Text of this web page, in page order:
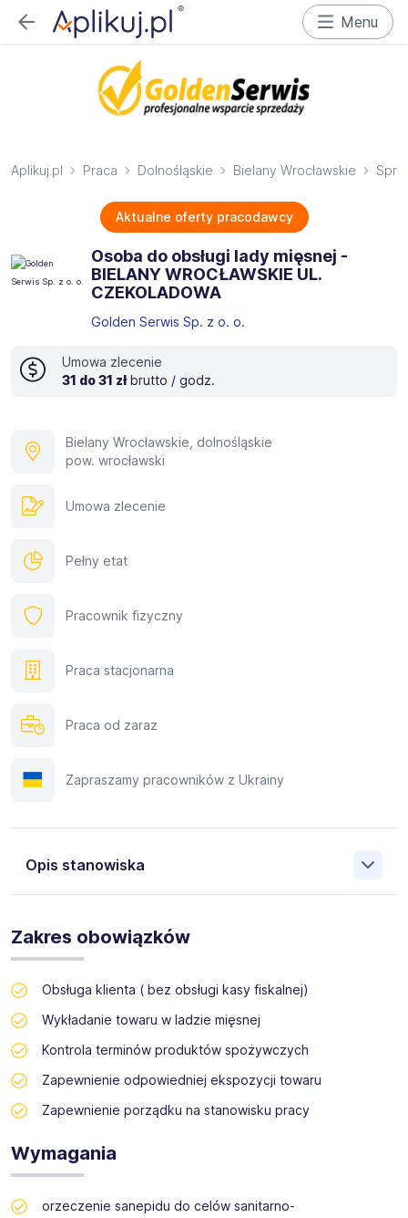
Menu
Aplikuj.pl Praca Dolnośląskie Bielany Wrocławskie
Aktualne oferty pracodawcy
Osoba do obsługi lady mięsnej -
BIELANY WROCŁAWSKIE UL.
CZEKOLADOWA
Golden Serwis Sp. z o. o.
Umowa zlecenie
31 do 31 zł brutto / godz.
Bielany Wrocławskie, dolnośląskie
pow. wrocławski
Umowa zlecenie
Pełny etat
Pracownik fizyczny
Praca stacjonarna
Praca od zaraz
Zapraszamy pracowników z Ukrainy
Opis stanowiska
zatrudnienia pod numerem KRAZ: 21045, zajmująca się
profesjonalnym wsparciem sprzedaży poszukuje obecnie
dla swojego klienta osoby na Stanowisko Pracownik lady
mięsnej.
Zakres obowiązków
Obsługa klienta ( bez obsługi kasy fiskalnej)
Wykładanie towaru w ladzie mięsnej
Kontrola terminów produktów spożywczych
Zapewnienie odpowiedniej ekspozycji towaru
Zapewnienie porządku na stanowisku pracy
Wymagania
orzeczenie sanepidu do celów sanitarno-